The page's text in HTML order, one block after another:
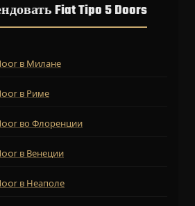
Fiat Tipo 5 Doors
в Милане
в Риме
во Флоренции
в Венеции
в Неаполе